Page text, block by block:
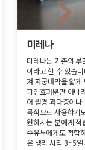
점을 합친 피임법
호르몬을 분비시
상하는 것을 막는
고 생리 기간도 줄
의 경우에는 치료
년 효과) 피임을
을 함유하지 않아
지 가능하며 시술
니다. 높은 성공률